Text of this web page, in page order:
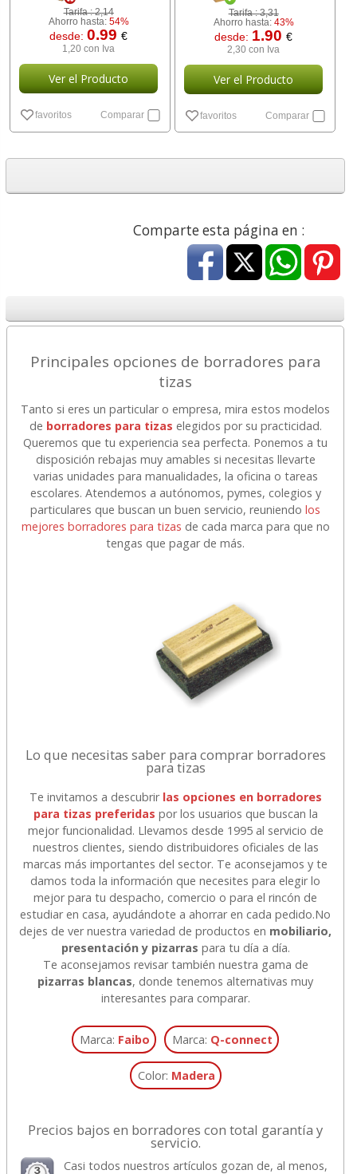
Tarifa :2,14
Ahorro hasta: 54%
desde:0.99€
1,20 con Iva
Ver el Producto
favoritos Comparar
Tarifa :3,31
Ahorro hasta: 43%
desde: 1.90€
2,30 con Iva
Ver el Producto
favoritos Comparar
Comparte esta página en :
Principales opciones de borradores para
tizas
Tanto si eres un particular o empresa, mira estos modelos
de borradores para tizas elegidos por su practicidad.
Queremos que tu experiencia sea perfecta. Ponemos a tu
disposición rebajas muy amables si necesitas llevarte
varias unidades para manualidades, la oficina o tareas
escolares. Atendemos a autónomos, pymes, colegios y
particulares que buscan un buen servicio, reuniendolos
mejores borradores para tizas de cada marca para que no
tengas que pagar de más.
Lo que necesitas saber para comprar borradores
para tizas
Te invitamos a descubrir las opciones en borradores
para tizas preferidas por los usuarios que buscan la
mejor funcionalidad. Llevamos desde 1995 al servicio de
nuestros clientes, siendo distribuidores oficiales de las
marcas más importantes del sector. Te aconsejamos y te
damos toda la información que necesites para elegir lo
mejor para tu despacho, comercio o para el rincón de
estudiar en casa, ayudándote a ahorrar en cada pedido.No
dejes de ver nuestra variedad de productos en mobiliario,
presentación y pizarras para tu día a día.
Te aconsejamos revisar también nuestra gama de
pizarras blancas, donde tenemos alternativas muy
interesantes para comparar.
Marca: Faibo Marca: Q-connect
Color: Madera
Precios bajos en borradores con total garantía y
servicio.
Casi todos nuestros artículos gozan de, al menos,